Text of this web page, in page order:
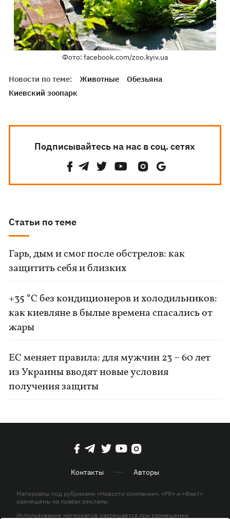
Фото: facebook.com/zoo.kyiv.ua
Новости по теме: Животные
Обезьяна
Киевский зоопарк
Подписывайтесь на нас в соц. сетях
Статьи по теме
Гарь, дым и смог после обстрелов: как
защитить себя и близких
+35 °C без кондиционеров и холодильников:
как киевляне в былые времена спасались от
жары
ЕС меняет правила: для мужчин 23 – 60 лет
из Украины вводят новые условия
получения защиты
Контакты Авторы
Материалы под рубриками «Новости компании», «PR» и «Факт»
размещены на правах рекламы
Использование материалов разрешается при размещении